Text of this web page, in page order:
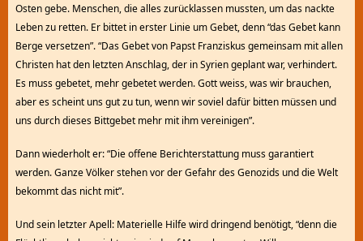
Osten gebe. Menschen, die alles zurücklassen mussten, um das nackte
Leben zu retten. Er bittet in erster Linie um Gebet, denn “das Gebet kann
Berge versetzen”. “Das Gebet von Papst Franziskus gemeinsam mit allen
Christen hat den letzten Anschlag, der in Syrien geplant war, verhindert.
Es muss gebetet, mehr gebetet werden. Gott weiss, was wir brauchen,
aber es scheint uns gut zu tun, wenn wir soviel dafür bitten müssen und
uns durch dieses Bittgebet mehr mit ihm vereinigen”.
Dann wiederholt er: “Die offene Berichterstattung muss garantiert
werden. Ganze Völker stehen vor der Gefahr des Genozids und die Welt
bekommt das nicht mit”.
Und sein letzter Apell: Materielle Hilfe wird dringend benötigt, “denn die